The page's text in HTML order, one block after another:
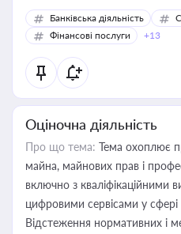
Банківська діяльність
Фінансові послуги
+13
Оціночна діяльність
Про що тема: Тема охоплює
майна, майнових прав і
включно з кваліфікаційними
цифровими сервісами у сфері
Відстеження нормативних і